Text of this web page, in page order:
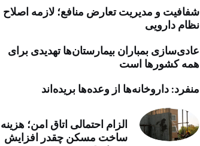
خرید موتور ایمپلنت
شفافیت و مدیریت تعارض منافع؛ لازمه اصلاح
نظام دارویی
عادی‌سازی بمباران بیمارستان‌ها تهدیدی برای
همه کشورها است
منفرد: داروخانه‌ها از وعده‌ها بریده‌اند
الزام احتمالی اتاق امن؛ هزینه
ساخت مسکن چقدر افزایش